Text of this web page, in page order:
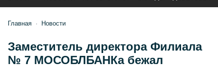
Главная Новости
Заместитель директора Филиала
№ 7 МОСОБЛБАНКа бежал